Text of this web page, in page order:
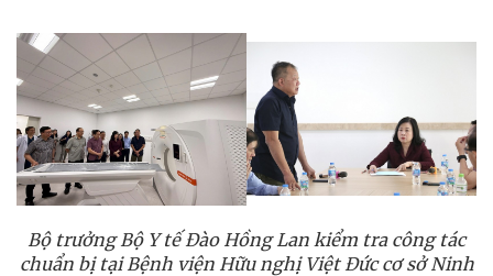
Bộ trưởng Bộ Y tế Đào Hồng Lan kiểm tra công tác
chuẩn bị tại Bệnh viện Hữu nghị Việt Đức cơ sở Ninh